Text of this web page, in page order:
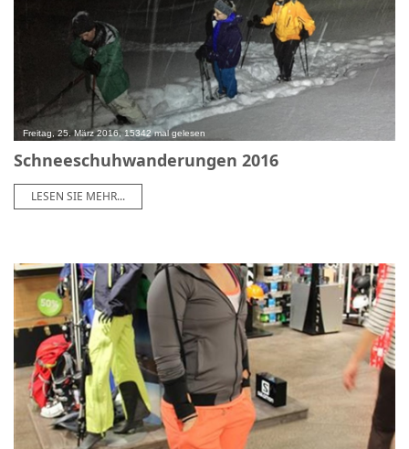
Freitag, 25. März 2016, 15342 mal gelesen
Schneeschuhwanderungen 2016
LESEN SIE MEHR...